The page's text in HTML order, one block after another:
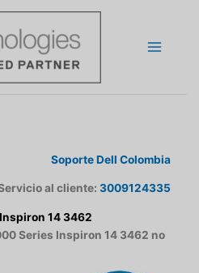
Soporte Dell Colombia
al cliente: 3009124335
14 3462
Series Inspiron 14 3462 no